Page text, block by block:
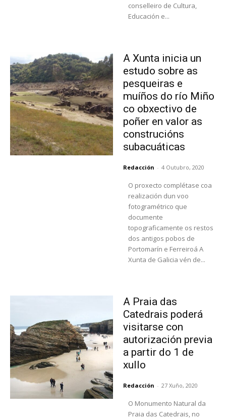
conselleiro de Cultura,
Educación e...
A Xunta inicia un
estudo sobre as
pesqueiras e
muíños do río Miño
co obxectivo de
poñer en valor as
construcións
subacuáticas
Redacción - 4 Outubro, 2020
O proxecto complétase coa
realización dun voo
fotogramétrico que
documente
topograficamente os restos
dos antigos pobos de
Portomarín e Ferreiroá A
Xunta de Galicia vén de...
A Praia das
Catedrais poderá
visitarse con
autorización previa
a partir do 1 de
xullo
Redacción - 27 Xuño, 2020
O Monumento Natural da
Praia das Catedrais, no